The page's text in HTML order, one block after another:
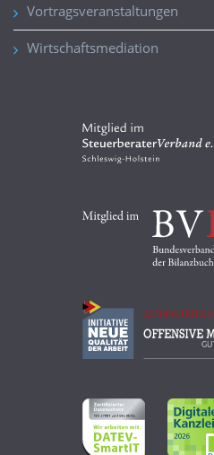
Vortragsveranstaltungen
Wirtschaftsmediation